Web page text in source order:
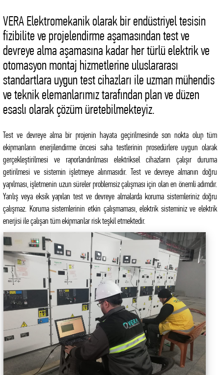
VERA Elektromekanik olarak bir endüstriyel tesisin
fizibilite ve projelendirme aşamasından test ve
devreye alma aşamasına kadar her türlü elektrik ve
otomasyon montaj hizmetlerine uluslararası
standartlara uygun test cihazları ile uzman mühendis
ve teknik elemanlarımız tarafından plan ve düzen
esaslı olarak çözüm üretebilmekteyiz.
Test ve devreye alma bir projenin hayata geçirilmesinde son nokta olup tüm
ekipmanların enerjilendirme öncesi saha testlerinin prosedürlere uygun olarak
gerçekleştirilmesi ve raporlandırılması elektriksel cihazların çalışır duruma
getirilmesi ve sistemin işletmeye alınmasıdır. Test ve devreye almanın doğru
yapılması, işletmenin uzun süreler problemsiz çalışması için olan en önemli adımdır.
Yanlış veya eksik yapılan test ve devreye almalarda koruma sistemleriniz doğru
çalışmaz. Koruma sistemlerinin etkin çalışmaması, elektrik sisteminiz ve elektrik
enerjisi ile çalışan tüm ekipmanlar risk teşkil etmektedir.